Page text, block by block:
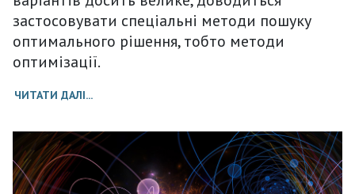
застосовувати спеціальні методи пошуку
оптимального рішення, тобто методи
оптимізації.
ЧИТАТИ ДАЛІ...